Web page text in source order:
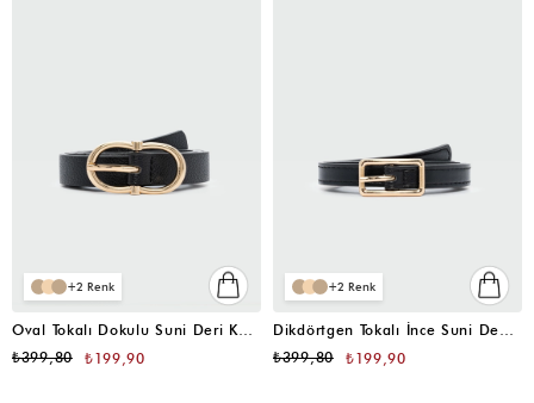
2
Oval Tokalı Dokulu Suni Deri Kemer Siyah
₺199,90
₺399,80
2
Dikdörtgen Tokalı İnce Suni Deni Kemer Siyah
₺199,90
₺399,80